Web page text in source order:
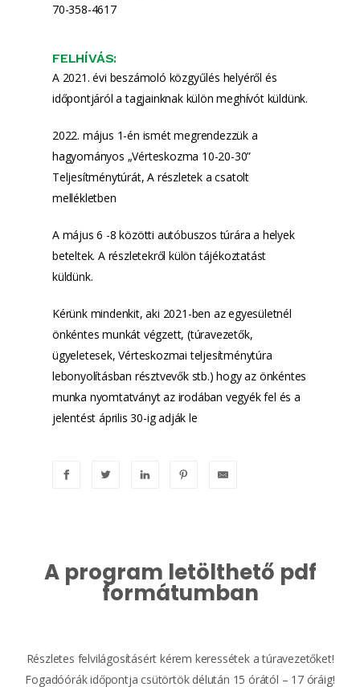
70-358-4617
FELHÍVÁS:
A 2021. évi beszámoló közgyűlés helyéről és
időpontjáról a tagjainknak külön meghívót küldünk.
2022. május 1-én ismét megrendezzük a
hagyományos „Vérteskozma 10-20-30”
Teljesítménytúrát, A részletek a csatolt
mellékletben
A május 6 -8 közötti autóbuszos túrára a helyek
beteltek. A részletekről külön tájékoztatást
küldünk.
Kérünk mindenkit, aki 2021-ben az egyesületnél
önkéntes munkát végzett, (túravezetők,
ügyeletesek, Vérteskozmai teljesítménytúra
lebonyolításban résztvevők stb.) hogy az önkéntes
munka nyomtatványt az irodában vegyék fel és a
jelentést április 30-ig adják le
A program letölthető pdf
formátumban
Részletes felvilágosításért kérem keressétek a túravezetőket!
Fogadóórák időpontja csütörtök délután 15 órától – 17 óráig!